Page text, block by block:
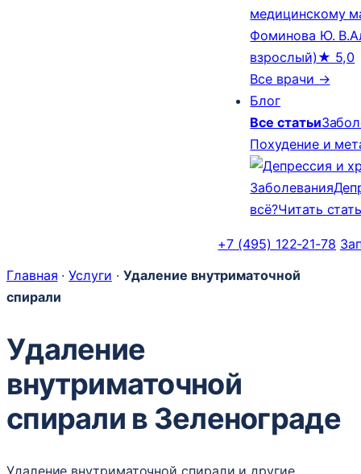
медицинскому
Фоминова Ю. В.
взрослый) ★ 5,0
Все врачи →
Блог
Все статьи
Похудение и
Заболевания
всё?Читать
+7 (495) 122-21-78
Главная ·Услуги · Удаление внутриматочной
спирали
Удаление
внутриматочной
спирали в Зеленограде
Удаление внутриматочной спирали и другие